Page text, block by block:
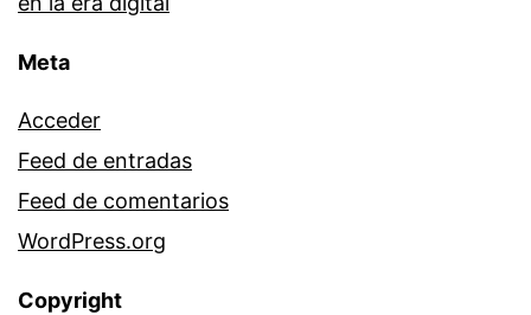
Meta
Acceder
Feed de entradas
Feed de comentarios
WordPress.org
Copyright